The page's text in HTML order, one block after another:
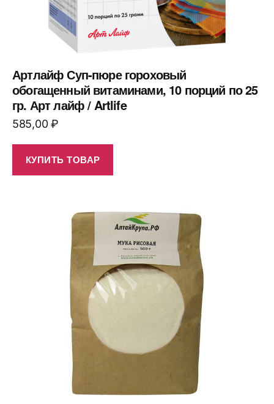
Артлайф Суп-пюре гороховый
обогащенный витаминами, 10 порций по 25
гр. Арт лайф / Artlife
585,00₽
КУПИТЬ ТОВАР